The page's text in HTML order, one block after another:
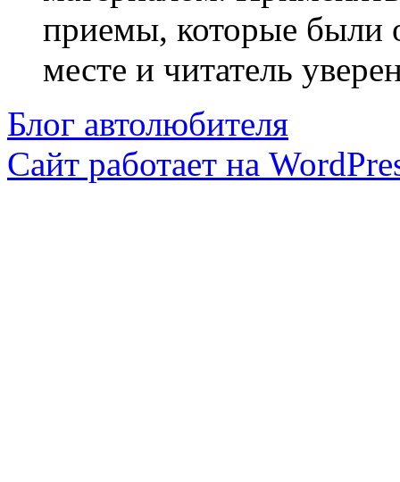
приемы, которые были
месте и читатель
Блог автолюбителя
Сайт работает на